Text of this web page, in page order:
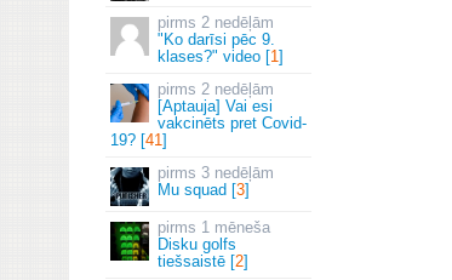
2 nedēļām
"Ko darīsi pēc 9.
klases?" video [1]
2 nedēļām
[Aptauja] Vai esi
vakcinēts pret Covid-
19? [41]
3 nedēļām
Mu squad [3]
1 mēneša
Disku golfs
tiešsaistē [2]